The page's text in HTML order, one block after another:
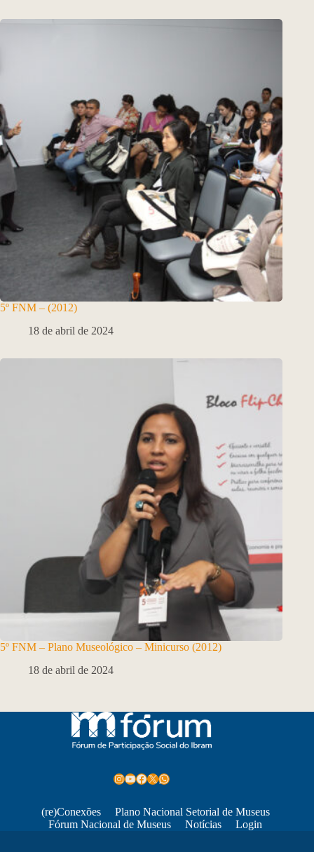
5º FNM – (2012)
18 de abril de 2024
5º FNM – Plano Museológico – Minicurso (2012)
18 de abril de 2024
Instagram
Youtube
Facebook
X WhatsApp
(re)Conexões
Plano Nacional Setorial de Museus
Fórum Nacional de Museus
Notícias Login